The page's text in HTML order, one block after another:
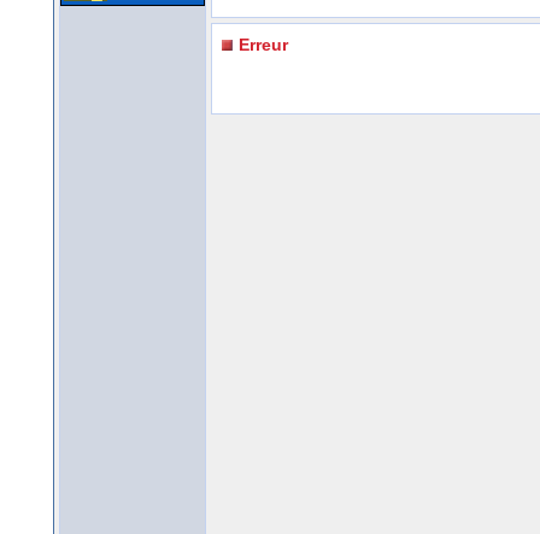
Erreur